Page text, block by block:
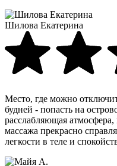
Шилова Екатерина
Место, где можно
будней - попасть на
расслабляющая
массажа прекрасно
легкости в теле и